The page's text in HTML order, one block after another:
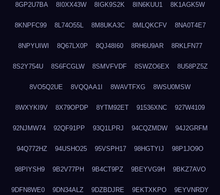
8GP2U7BA 8I0XX43W 8IGK9S2K 8IN6KUU1 8K1AGK5W
8KNPFC99 8L74O55L 8M8UKA3C 8MLQKCFV 8NA0T4E7
8NPYUIWI 8Q67LX0P 8QJ48I60 8RH6U9AR 8RKLFN77
8S2Y754U 8S6FCGLW 8SMVFVDF 8SWZO6EX 8U58PZ5Z
8VO5Q2UE 8VQQAA1I 8WAVTFXG 8WSU0MSW
8WXYKI9V 8X79OPDP 8YTM92ET 91536XNC 927W4109
92NJMW74 92QF91PP 93Q1LPRJ 94CQZMDW 94J2GRFM
94Q772HZ 94USHO25 95VSPH17 98HGTYIJ 98P1JO9O
98PIYSH9 9B2V77PH 9B4CT9PZ 9BEYVG9H 9BKZ7AVO
9DFN8WE0 9DN34ALZ 9DZBDJRE 9EKTXKPO 9EYVNRDY